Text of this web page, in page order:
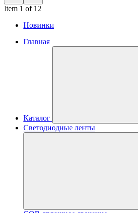
Item 1 of 12
Новинки
Главная
Каталог
Светодиодные ленты